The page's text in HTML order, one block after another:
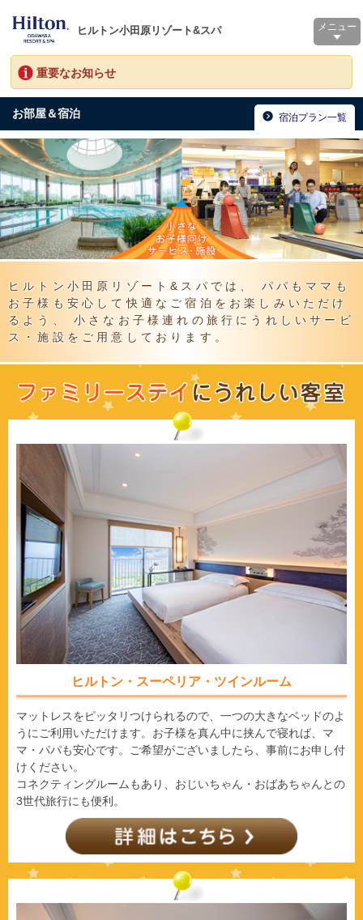
ヒルトン小田原リゾート&スパ メニュー
重要なお知らせ
お部屋＆宿泊 宿泊プラン一覧
ヒルトン小田原リゾート&スパでは、
パパもママも
お子様も安心して快適なご宿泊をお楽しみいただけ
るよう、
小さなお子様連れの旅行にうれしいサービ
ス・施設をご用意しております。
ヒルトン・スーペリア・ツインルーム
マットレスをピッタリつけられるので、一つの大きなベッドのよ
うにご利用いただけます。お子様を真ん中に挟んで寝れば、マ
マ・パパも安心です。ご希望がございましたら、事前にお申し付
けください。
コネクティングルームもあり、おじいちゃん・おばあちゃんとの
3世代旅行にも便利。